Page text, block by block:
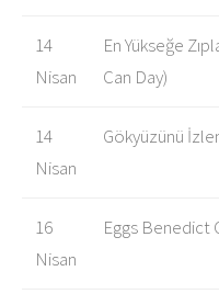
14
Nisan
En Yükseğe
Can Day)
14
Nisan
Gökyüzünü
16
Nisan
Eggs Benedict